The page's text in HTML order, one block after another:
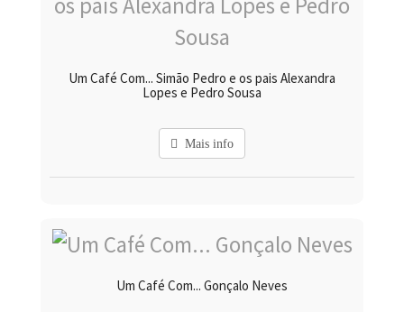
Um Café Com... Simão Pedro e os pais Alexandra
Lopes e Pedro Sousa
Mais info
Um Café Com... Gonçalo Neves